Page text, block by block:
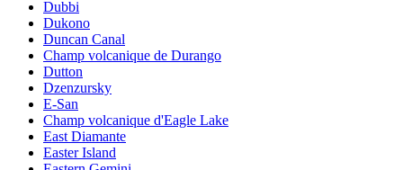
Dubbi
Dukono
Duncan Canal
Champ volcanique de Durango
Dutton
Dzenzursky
E-San
Champ volcanique d'Eagle Lake
East Diamante
Easter Island